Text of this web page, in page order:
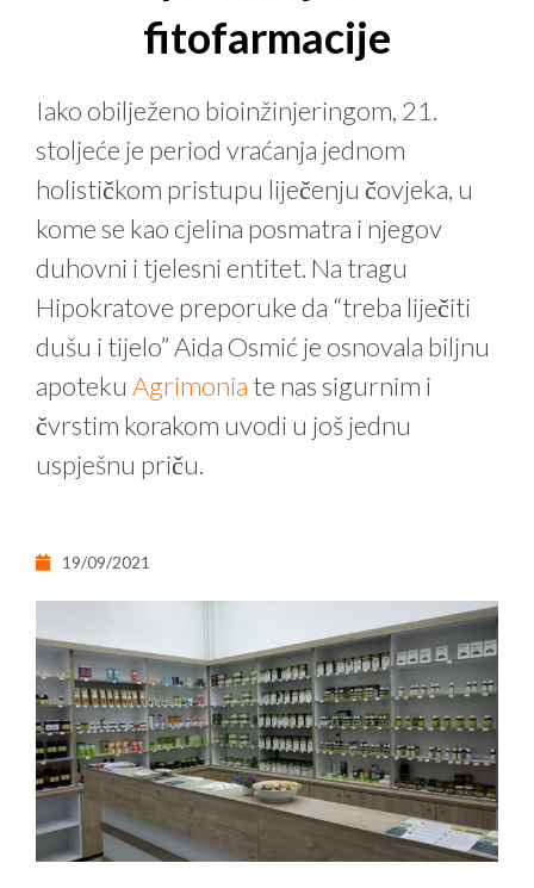
fitofarmacije
Iako obilježeno bioinžinjeringom, 21.
stoljeće je period vraćanja jednom
holističkom pristupu liječenju čovjeka, u
kome se kao cjelina posmatra i njegov
duhovni i tjelesni entitet. Na tragu
Hipokratove preporuke da “treba liječiti
dušu i tijelo” Aida Osmić je osnovala biljnu
apoteku Agrimonia te nas sigurnim i
čvrstim korakom uvodi u još jednu
uspješnu priču.
19/09/2021